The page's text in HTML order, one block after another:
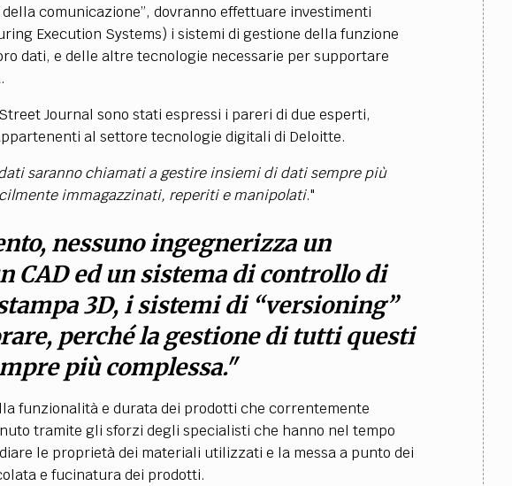
comunicazione”, dovranno effettuare investimenti
Execution Systems) i sistemi di gestione della funzione
dati, e delle altre tecnologie necessarie per supportare
Journal sono stati espressi i pareri di due esperti,
al settore tecnologie digitali di Deloitte.
saranno chiamati a gestire insiemi di dati sempre più
immagazzinati, reperiti e manipolati."
nessuno ingegnerizza un
CAD ed un sistema di controllo di
3D, i sistemi di “versioning”
perché la gestione di tutti questi
più complessa."
funzionalità e durata dei prodotti che correntemente
tramite gli sforzi degli specialisti che hanno nel tempo
le proprietà dei materiali utilizzati e la messa a punto dei
e fucinatura dei prodotti.